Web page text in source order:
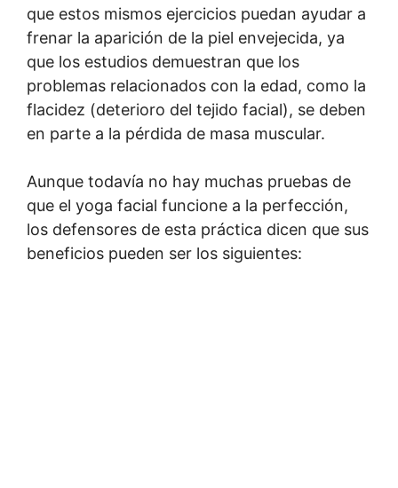
que estos mismos ejercicios puedan ayudar a
frenar la aparición de la piel envejecida, ya
que los estudios demuestran que los
problemas relacionados con la edad, como la
flacidez (deterioro del tejido facial), se deben
en parte a la pérdida de masa muscular.
Aunque todavía no hay muchas pruebas de
que el yoga facial funcione a la perfección,
los defensores de esta práctica dicen que sus
beneficios pueden ser los siguientes: